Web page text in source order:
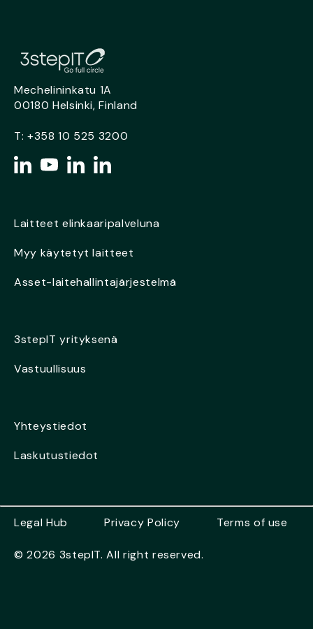
Mechelininkatu 1A
00180 Helsinki, Finland
T: +358 10 525 3200
Laitteet elinkaaripalveluna
Myy käytetyt laitteet
Asset-laitehallintajärjestelmä
3stepIT yrityksenä
Vastuullisuus
Yhteystiedot
Laskutustiedot
© 2026 3stepIT. All right reserved.
Legal Hub Privacy Policy Terms of use